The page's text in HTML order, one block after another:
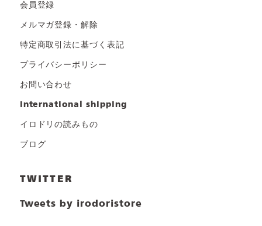
会員登録
メルマガ登録・解除
特定商取引法に基づく表記
プライバシーポリシー
お問い合わせ
international shipping
イロドリの読みもの
ブログ
TWITTER
Tweets by irodoristore